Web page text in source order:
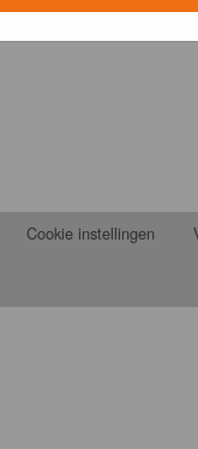
Cookie instellingen